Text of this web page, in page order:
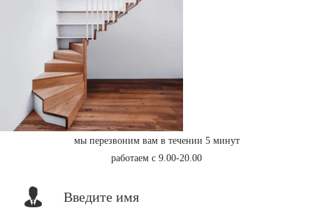
мы перезвоним вам в течении 5 минут
работаем с 9.00-20.00
Введите имя